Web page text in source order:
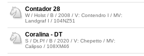
Contador 28
W / Holst / B / 2008 / V: Contendro I / MV:
Landgraf I / 104NZ51
Coralina - DT
S / Dt.Pf / B / 2020 / V: Chepetto / MV:
Calipso / 108XM46